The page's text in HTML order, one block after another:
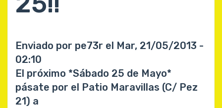
Enviado por pe73r el Mar, 21/05/2013 -
02:10
El próximo *Sábado 25 de Mayo*
pásate por el Patio Maravillas (C/ Pez
21) a